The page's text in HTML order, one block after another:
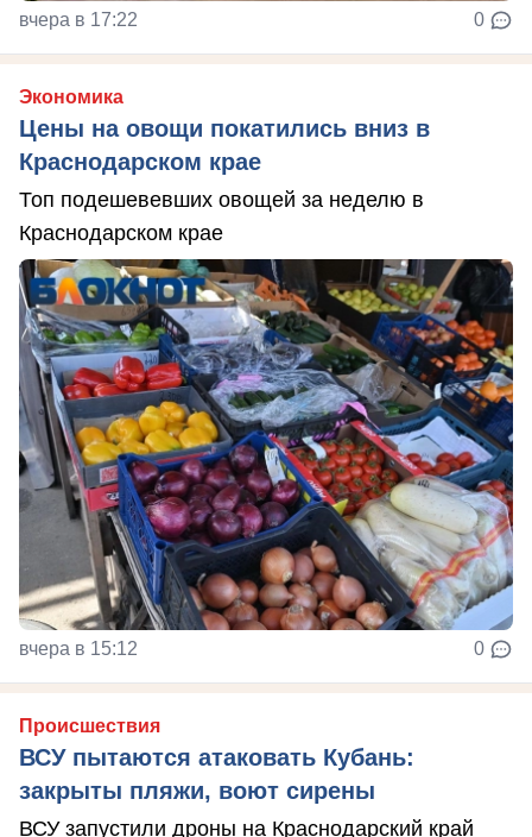
вчера в 17:22 0
Экономика
Цены на овощи покатились вниз в
Краснодарском крае
Топ подешевевших овощей за неделю в
Краснодарском крае
вчера в 15:12 0
Происшествия
ВСУ пытаются атаковать Кубань:
закрыты пляжи, воют сирены
ВСУ запустили дроны на Краснодарский край